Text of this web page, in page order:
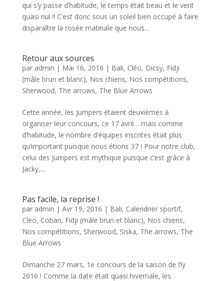
qui s’y passe d’habitude, le temps était beau et le vent
quasi nul !! C’est donc sous un soleil bien occupé à faire
disparaître la rosée matinale que nous...
Retour aux sources
par admin | Mai 16, 2016 | Bali, Cléo, Dicsy, Fidji
(mâle brun et blanc), Nos chiens, Nos compétitions,
Sherwood, The arrows, The Blue Arrows
Cette année, les Jumpers étaient deuxièmes à
organiser leur concours, ce 17 avril… mais comme
d’habitude, le nombre d’équipes inscrites était plus
qu’important puisque nous étions 37 ! Pour notre club,
celui des Jumpers est mythique puisque c’est grâce à
Jacky,...
Pas facile, la reprise !
par admin | Avr 19, 2016 | Bali, Calendrier sportif,
Cléo, Coban, Fidji (mâle brun et blanc), Nos chiens,
Nos compétitions, Sherwood, Siska, The arrows, The
Blue Arrows
Dimanche 27 mars, 1e concours de la saison de fly
2016 ! Comme la date était quasi hivernale, les